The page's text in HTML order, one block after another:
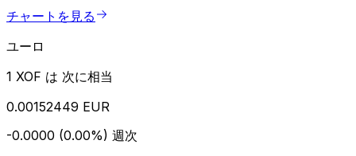
チャートを見る
ユーロ
1 XOF は 次に相当
0.00152449 EUR
-0.0000 (0.00%) 週次